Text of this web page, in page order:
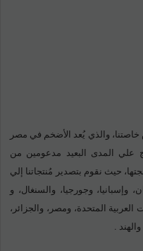
خاصتنا، والذي يُعد الأضخم في مصر
علي المدى البعيد مدعومين من
حيث نقوم بتصدير مُنتجاتنا إلي
وإسبانيا، وجورجيا، والسنغال، و
العربية المتحدة، ومصر، والجزائر،
.